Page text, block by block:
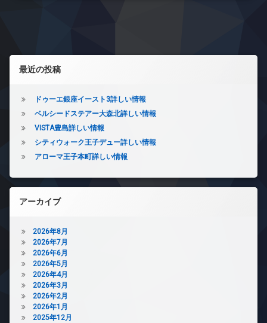
宅
配
ッ
ス
敷
地
内
ミ
置
き
犯
カ
メ
ラ
駐
輪
場
料
レ
タ
ー
オ
ト
ロ
ッ
内
廊
下
ー
ョ
ン
左サイドバー
最近の投稿
ドゥーエ銀座イースト3詳しい情報
ベルシードステアー大森北詳しい情報
VISTA豊島詳しい情報
シティウォーク王子デュー詳しい情報
アローマ王子本町詳しい情報
アーカイブ
2026年8月
2026年7月
2026年6月
2026年5月
2026年4月
2026年3月
2026年2月
2026年1月
2025年12月